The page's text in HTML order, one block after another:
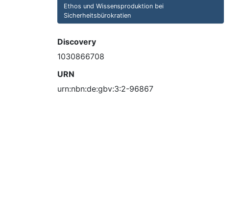
Ethos und Wissensproduktion bei
Sicherheitsbürokratien
Discovery
1030866708
URN
urn:nbn:de:gbv:3:2-96867